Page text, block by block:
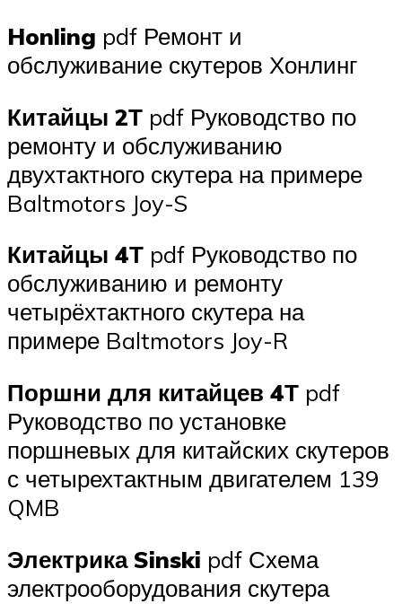
Honling pdf Ремонт и
обслуживание скутеров Хонлинг
Китайцы 2Т pdf Руководство по
ремонту и обслуживанию
двухтактного скутера на примере
Baltmotors Joy-S
Китайцы 4Т pdf Руководство по
обслуживанию и ремонту
четырёхтактного скутера на
примере Baltmotors Joy-R
Поршни для китайцев 4Т pdf
Руководство по установке
поршневых для китайских скутеров
с четырехтактным двигателем 139
QMB
Электрика Sinski pdf Схема
электрооборудования скутера